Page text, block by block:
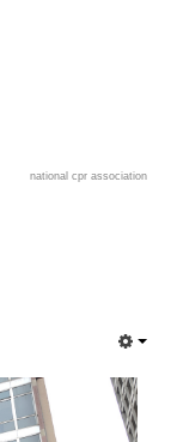
national cpr association